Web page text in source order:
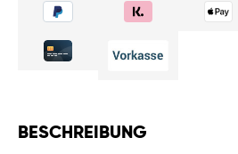
BESCHREIBUNG